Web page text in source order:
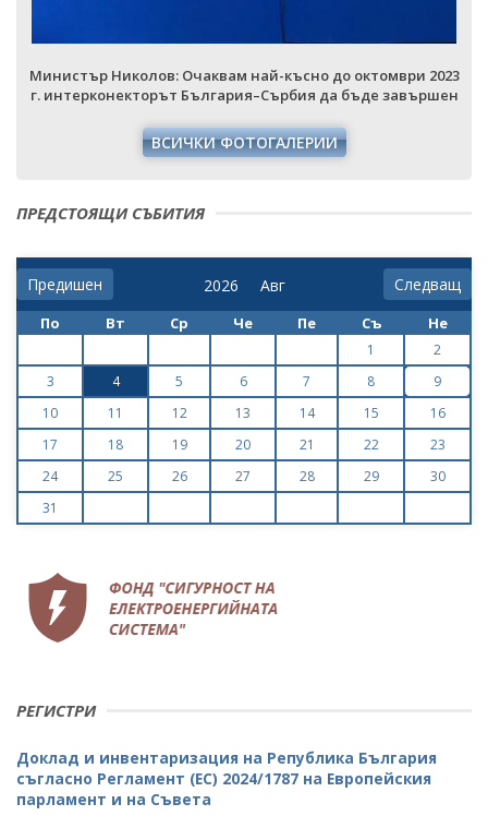
Министър Николов: Очаквам най-късно до октомври 2023
г. интерконекторът България–Сърбия да бъде завършен
ВСИЧКИ ФОТОГАЛЕРИИ
ПРЕДСТОЯЩИ СЪБИТИЯ
Предишен Следващ
По Вт Ср Че Пе Съ Не
1
2
3
4 5 6 7 8
9
10
11 12 13 14 15
16
17
18 19 20 21 22
23
24
25 26 27 28 29
30
31
РЕГИСТРИ
Доклад и инвентаризация на Република България
съгласно Регламент (ЕС) 2024/1787 на Европейския
парламент и на Съвета